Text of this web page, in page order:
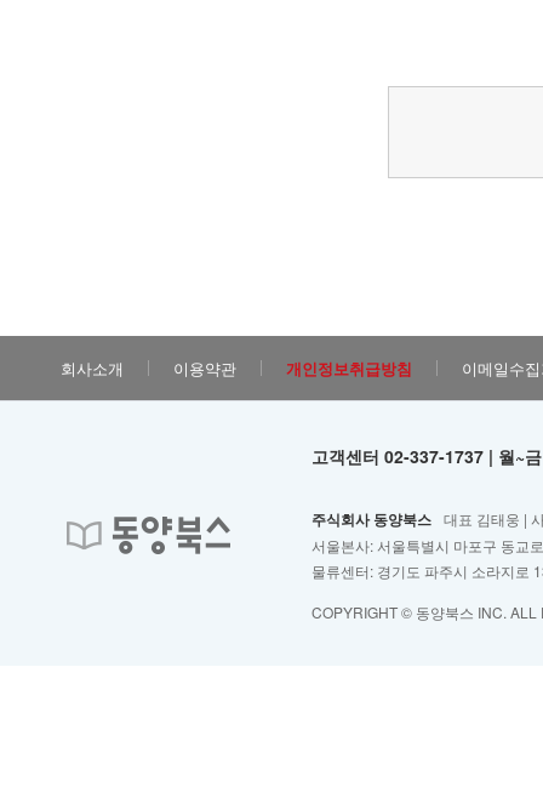
회사소개 이용약관 개인정보취급방침 이메일수
고객센터 02-337-1737 | 월~
주식회사 동양북스 대표 김태웅 |
서울본사: 서울특별시 마포구 동교
물류센터: 경기도 파주시 소라지로
COPYRIGHT © 동양북스 INC. ALL